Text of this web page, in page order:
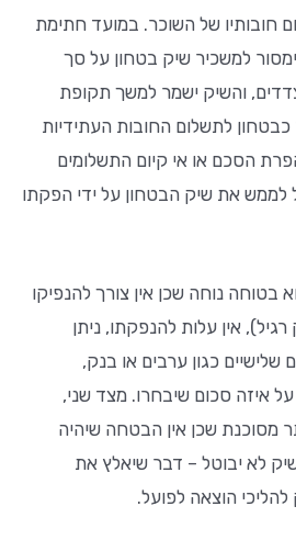
חובותיו של השוכר. במועד חתימת
למשכיר שיק בטחון על סך
והשיק ישמר למשך תקופת
לתשלום החובות העתידיות
הסכם או אי קיום התשלומים
לממש את שיק הבטחון על ידי הפקתו
נוחה שכן אין צורך להנפיקו
אין עלות להנפקתו, ניתן
כגון ערבים או בנק,
איזה סכום שיבחרו. מצד שני,
מסוכנת שכן אין הבטחה שיהיה
לא יבוטל – דבר שיאלץ את
הוצאה לפועל.